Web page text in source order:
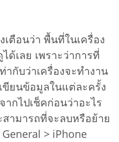
ตือนว่า พื้นที่ในเครื่อง
เลย เพราะว่าการที่
ากับว่าเครื่องจะทำงาน
ยนข้อมูลในแต่ละครั้ง
ากไปเช็คก่อนว่าอะไร
สามารถที่จะลบหรือย้าย
> iPhone